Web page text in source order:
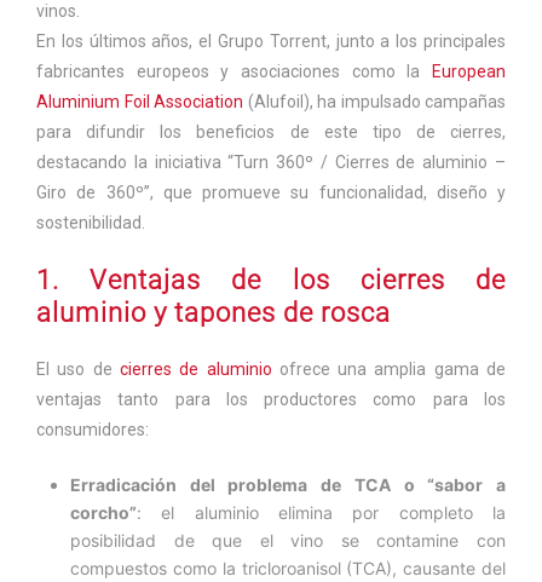
vinos.
En los últimos años, el Grupo Torrent, junto a los principales
fabricantes europeos y asociaciones como la
European
Aluminium Foil Association (Alufoil), ha impulsado campañas
para difundir los beneficios de este tipo de cierres,
destacando la iniciativa “Turn 360º / Cierres de aluminio –
Giro de 360º”, que promueve su funcionalidad, diseño y
sostenibilidad.
1. Ventajas de los cierres de
aluminio y tapones de rosca
El uso de cierres de aluminio ofrece una amplia gama de
ventajas tanto para los productores como para los
consumidores:
Erradicación del problema de TCA o “sabor a
corcho”: el aluminio elimina por completo la
posibilidad de que el vino se contamine con
compuestos como la tricloroanisol (TCA), causante del